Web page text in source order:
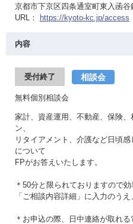
京都市下京区四条通室町東入函谷
URL：
https://kyoto-kc.jp/access
内容
受付終了 相談会
無料個別相談会
家計、資産運用、不動産、保険
ン、
リタイアメント、介護など日頃
について
FPがお答えいたします。
＊50分と限られておりますので
「ご相談内容詳細」に入力のうえ
＊お申込の際、日中連絡が取れ